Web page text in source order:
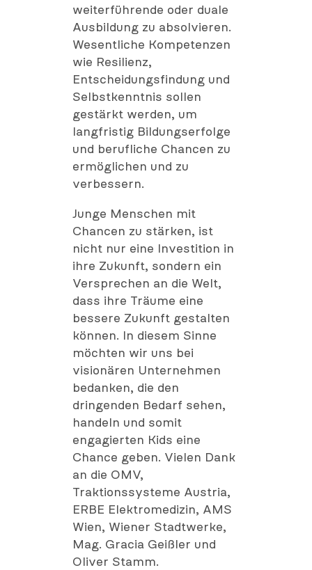
weiterführende oder duale
Ausbildung zu absolvieren.
Wesentliche Kompetenzen
wie Resilienz,
Entscheidungsfindung und
Selbstkenntnis sollen
gestärkt werden, um
langfristig Bildungserfolge
und berufliche Chancen zu
ermöglichen und zu
verbessern.
Junge Menschen mit
Chancen zu stärken, ist
nicht nur eine Investition in
ihre Zukunft, sondern ein
Versprechen an die Welt,
dass ihre Träume eine
bessere Zukunft gestalten
können. In diesem Sinne
möchten wir uns bei
visionären Unternehmen
bedanken, die den
dringenden Bedarf sehen,
handeln und somit
engagierten Kids eine
Chance geben. Vielen Dank
an die OMV,
Traktionssysteme Austria,
ERBE Elektromedizin, AMS
Wien, Wiener Stadtwerke,
Mag. Gracia Geißler und
Oliver Stamm.